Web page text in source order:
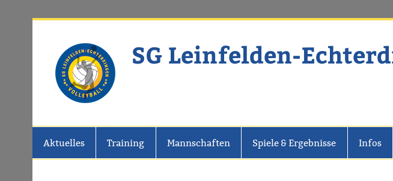
SG Leinfelden-
Aktuelles Training Mannschaften Spiele & Ergebnisse Infos